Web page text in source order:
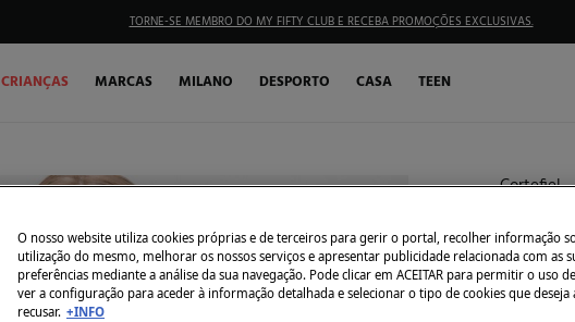
TORNE-SE MEMBRO DO MY FIFTY CLUB E RECEBA PROMOÇÕES EXCLUSIVAS.
CRIANÇAS MARCAS MILANO DESPORTO CASA TEEN
Cortefiel
€ 5,99
€ 39,99
O nosso website utiliza cookies próprias e de terceiros para gerir o portal, recolher informação
utilização do mesmo, melhorar os nossos serviços e apresentar publicidade relacionada com as
preferências mediante a análise da sua navegação. Pode clicar em ACEITAR para permitir o uso
ver a configuração para aceder à informação detalhada e selecionar o tipo de cookies que deseja
recusar. +INFO